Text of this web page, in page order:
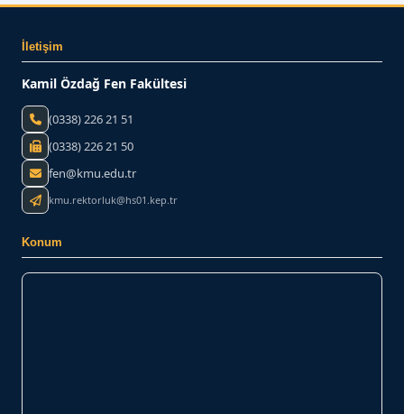
İletişim
Kamil Özdağ Fen Fakültesi
(0338) 226 21 51
(0338) 226 21 50
fen@kmu.edu.tr
kmu.rektorluk@hs01.kep.tr
Konum